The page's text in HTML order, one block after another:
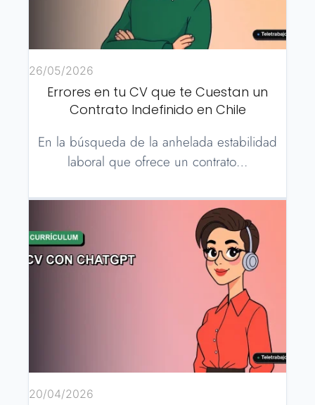
26/05/2026
Errores en tu CV que te Cuestan un
Contrato Indefinido en Chile
En la búsqueda de la anhelada estabilidad
laboral que ofrece un contrato…
20/04/2026